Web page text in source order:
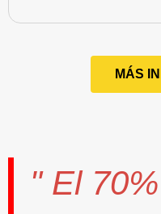
MÁS
" El 70%